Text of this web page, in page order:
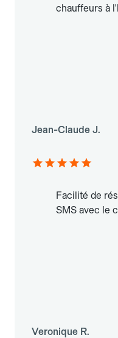
chauffeurs à
Jean-Claude J.
Facilité de
SMS avec le
Veronique R.